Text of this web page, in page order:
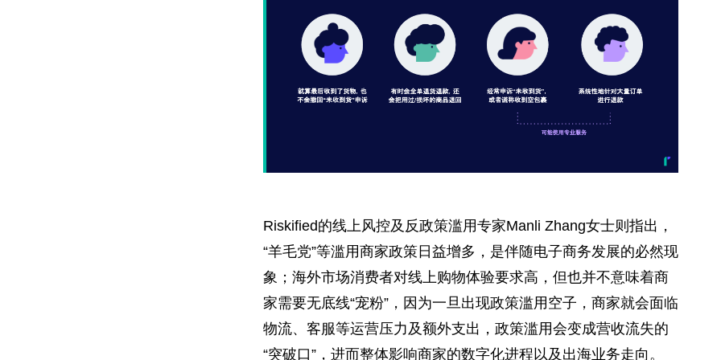
Riskified的线上风控及反政策滥用专家Manli Zhang女士则指出，
“羊毛党”等滥用商家政策日益增多，是伴随电子商务发展的必然现
象；海外市场消费者对线上购物体验要求高，但也并不意味着商
家需要无底线“宠粉”，因为一旦出现政策滥用空子，商家就会面临
物流、客服等运营压力及额外支出，政策滥用会变成营收流失的
“突破口”，进而整体影响商家的数字化进程以及出海业务走向。